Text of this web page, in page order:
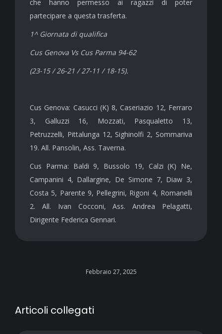
che hanno permesso ai ragazzi di poter
partecipare a questa trasferta.
1^ Giornata di qualifica
Cus Genova Vs Cus Parma 94-62
(23-15 / 26-21 / 27-11 / 18-15).
Cus Genova: Casucci (K) 8, Caseriazio 12, Ferraro
3, Galluzzi 16, Mozzati, Pasqualetto 13,
Petruzzelli, Pittalunga 12, Sighinolfi 2, Sommariva
19. All. Pansolin, Ass. Taverna.
Cus Parma: Baldi 9, Bussolo 19, Calzi (K) Ne,
Campanini 4, Dallargine, De Simone 7, Diaw 3,
Costa 5, Parente 9, Pellegrini, Rigoni 4, Romanelli
2. All. Ivan Cocconi, Ass. Andrea Pelagatti,
Dirigente Federica Gennari.
Febbraio 27, 2025
Articoli collegati